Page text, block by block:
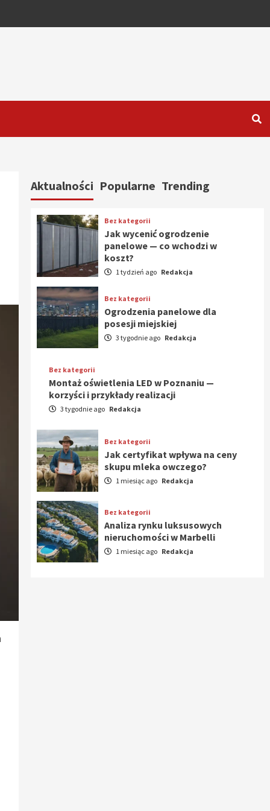
Aktualności Popularne Trending
Bez kategorii
Jak wycenić ogrodzenie
panelowe — co wchodzi w
koszt?
1 tydzień ago Redakcja
Bez kategorii
Ogrodzenia panelowe dla
posesji miejskiej
3 tygodnie ago Redakcja
Bez kategorii
Montaż oświetlenia LED w Poznaniu —
korzyści i przykłady realizacji
3 tygodnie ago Redakcja
Bez kategorii
Jak certyfikat wpływa na ceny
skupu mleka owczego?
1 miesiąc ago Redakcja
Bez kategorii
Analiza rynku luksusowych
nieruchomości w Marbelli
1 miesiąc ago Redakcja